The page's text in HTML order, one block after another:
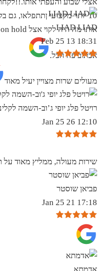
אצלי שבוע והעפתי
10 יותר מקצועי ןתתפלאו, גם
אכתוב פה הכל.
LIAD LIAD
18:31 13 Feb 25
מעולים שרות מצויין יעיל מאוד
רויטל פלג יופי ג’וב-השמה
12:10 26 Jan 25
שירות מעולה, ממליץ מאוד על
פביאן שוסטר
17:18 21 Jan 25